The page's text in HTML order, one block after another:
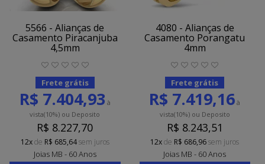
5566 - Alianças de
Casamento Piracanjuba
4,5mm
Frete grátis
R$ 7.404,93 à
vista(10%) ou Deposito
R$ 8.227,70
12xde R$ 685,64sem juros
Joias MB - 60 Anos
4080 - Alianças de
Casamento Porangatu
4mm
Frete grátis
R$ 7.419,16 à
vista(10%)ou Deposito
R$ 8.243,51
12xde R$ 686,96sem juros
Joias MB - 60 Anos